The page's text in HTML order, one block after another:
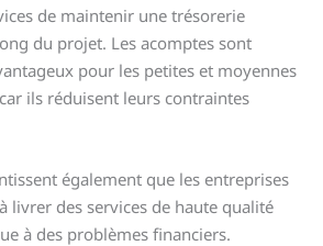
de maintenir une trésorerie
du projet. Les acomptes sont
pour les petites et moyennes
ils réduisent leurs contraintes
également que les entreprises
livrer des services de haute qualité
à des problèmes financiers.